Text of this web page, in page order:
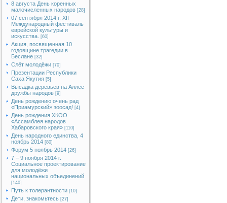
8 августа День коренных
малочисленных народов [28]
07 сентября 2014 г. XII
Международный фестиваль
еврейской культуры и
искусства.
[60]
Акция, посвященная 10
годовщине трагедии в
Беслане [32]
Слёт молодёжи [70]
Презентации Республики
Саха Якутия [5]
Высадка деревьев на Аллее
дружбы народов [9]
День рождению очень рад
«Приамурский» зоосад! [4]
День рождения ХКОО
«Ассамблея народов
Хабаровского края» [110]
День народного единства, 4
ноябрь 2014 [80]
Форум 5 ноябрь 2014 [26]
7 – 9 ноября 2014 г.
Социальное проектирование
для молодёжи
национальных объединений
[140]
Путь к толерантности [10]
Дети, знакомьтесь [27]